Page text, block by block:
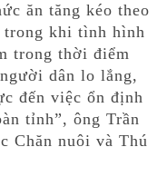
ăn tăng kéo theo
trong khi tình hình
trong thời điểm
dân lo lắng,
đến việc ổn định
tỉnh”, ông Trần
Chăn nuôi và Thú